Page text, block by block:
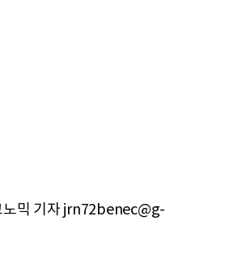
노믹 기자 jrn72benec@g-